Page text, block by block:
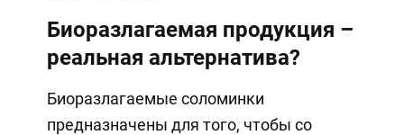
Биоразлагаемая продукция –
реальная альтернатива?
Биоразлагаемые соломинки
предназначены для того, чтобы со